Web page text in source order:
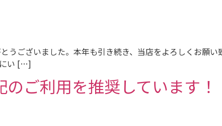
うございました。本年も引き続き、当店をよろしくお願
にい […]
ご利用を推奨しています！